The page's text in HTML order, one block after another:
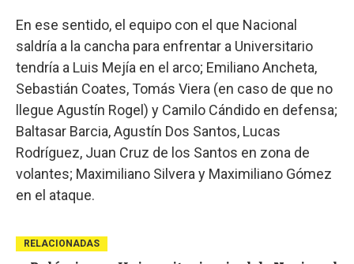
En ese sentido, el equipo con el que Nacional
saldría a la cancha para enfrentar a Universitario
tendría a Luis Mejía en el arco; Emiliano Ancheta,
Sebastián Coates, Tomás Viera (en caso de que no
llegue Agustín Rogel) y Camilo Cándido en defensa;
Baltasar Barcia, Agustín Dos Santos, Lucas
Rodríguez, Juan Cruz de los Santos en zona de
volantes; Maximiliano Silvera y Maximiliano Gómez
en el ataque.
RELACIONADAS